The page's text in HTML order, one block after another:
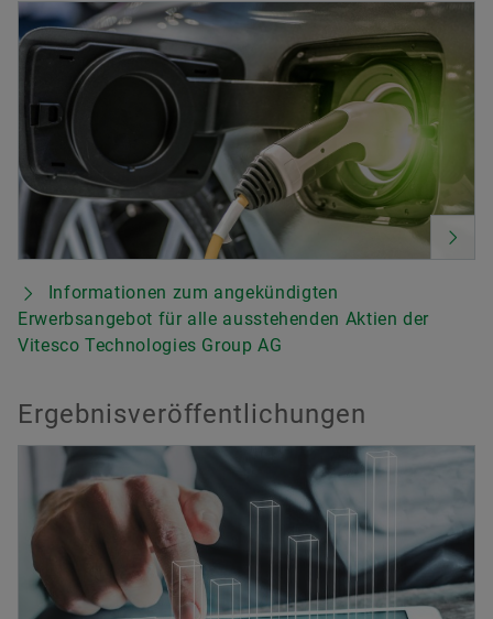
Informationen zum angekündigten
Erwerbsangebot für alle ausstehenden Aktien der
Vitesco Technologies Group AG
Ergebnisveröffentlichungen